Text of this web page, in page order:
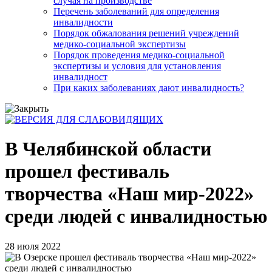
Перечень заболеваний для определения
инвалидности
Порядок обжалования решений учреждений
медико-социальной экспертизы
Порядок проведения медико-социальной
экспертизы и условия для установления
инвалидност
При каких заболеваниях дают инвалидность?
В Челябинской области
прошел фестиваль
творчества «Наш мир-2022»
среди людей с инвалидностью
28 июля 2022